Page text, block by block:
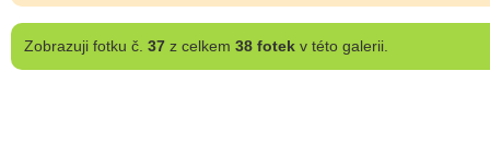
Zobrazujifotku č. 37z celkem 38 fotekv této galerii.